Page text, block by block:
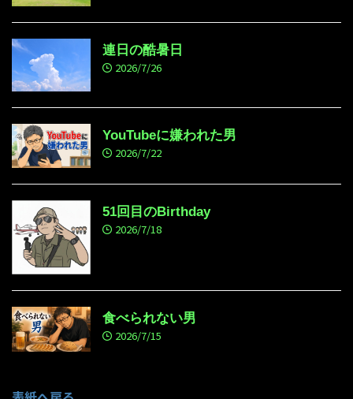
連日の酷暑日
2026/7/26
YouTubeに嫌われた男
2026/7/22
51回目のBirthday
2026/7/18
食べられない男
2026/7/15